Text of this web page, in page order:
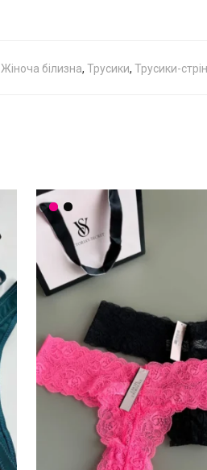
Жіноча білизна, Трусики, Трусики-